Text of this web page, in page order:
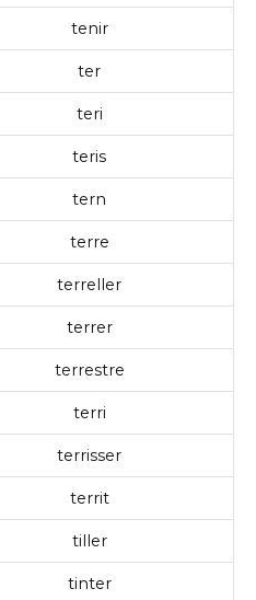
tenir
ter
teri
teris
tern
terre
terreller
terrer
terrestre
terri
terrisser
territ
tiller
tinter